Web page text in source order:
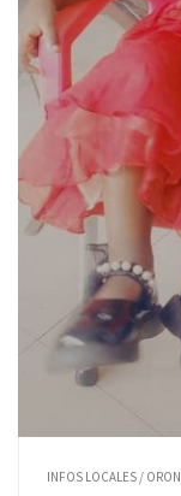
INFOS LOCALES / ORON